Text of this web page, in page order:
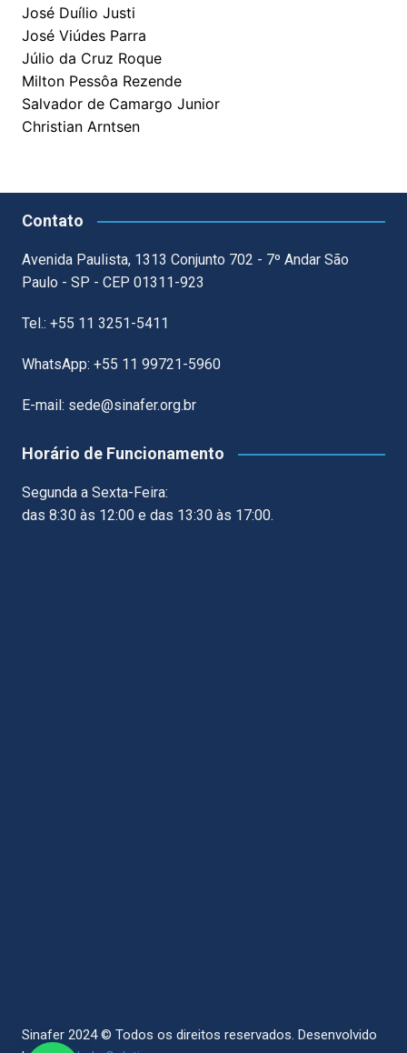
José Duílio Justi
José Viúdes Parra
Júlio da Cruz Roque
Milton Pessôa Rezende
Salvador de Camargo Junior
Christian Arntsen
Contato
Avenida Paulista, 1313 Conjunto 702 - 7º Andar São
Paulo - SP - CEP 01311-923
Tel.: +55 11 3251-5411
WhatsApp: +55 11 99721-5960
E-mail: sede@sinafer.org.br
Horário de Funcionamento
Segunda a Sexta-Feira:
das 8:30 às 12:00 e das 13:30 às 17:00.
Sinafer 2024 © Todos os direitos reservados. Desenvolvido